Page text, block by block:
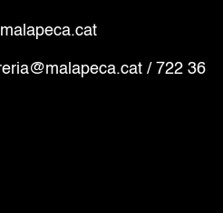
/ 722 36